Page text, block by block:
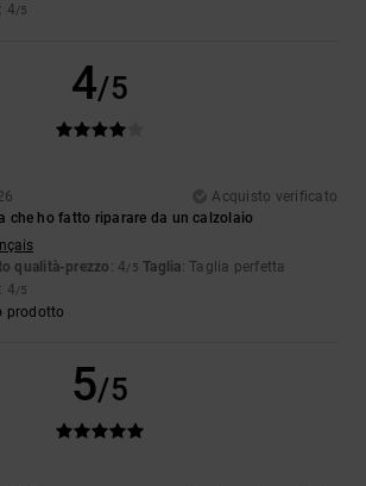
: 4/5
4/5
Acquisto verificato
che ho fatto riparare da un calzolaio
qualità-prezzo : 4/5 Taglia: Taglia perfetta
: 4/5
prodotto
5/5